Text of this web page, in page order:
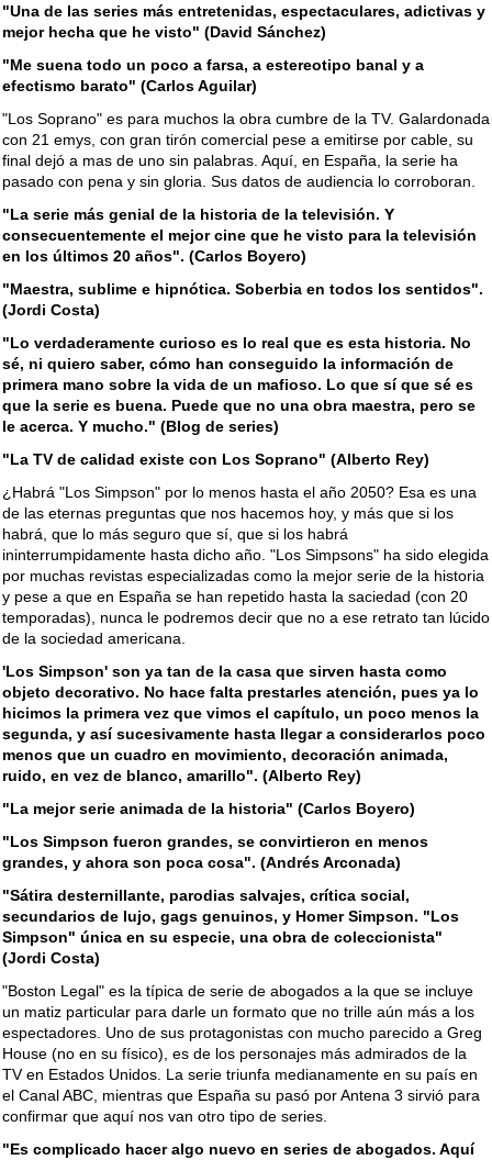
"Una de las series más entretenidas, espectaculares, adictivas y
mejor hecha que he visto" (David Sánchez)
"Me suena todo un poco a farsa, a estereotipo banal y a
efectismo barato" (Carlos Aguilar)
"Los Soprano" es para muchos la obra cumbre de la TV. Galardonada
con 21 emys, con gran tirón comercial pese a emitirse por cable, su
final dejó a mas de uno sin palabras. Aquí, en España, la serie ha
pasado con pena y sin gloria. Sus datos de audiencia lo corroboran.
"La serie más genial de la historia de la televisión. Y
consecuentemente el mejor cine que he visto para la televisión
en los últimos 20 años". (Carlos Boyero)
"Maestra, sublime e hipnótica. Soberbia en todos los sentidos".
(Jordi Costa)
"Lo verdaderamente curioso es lo real que es esta historia. No
sé, ni quiero saber, cómo han conseguido la información de
primera mano sobre la vida de un mafioso. Lo que sí que sé es
que la serie es buena. Puede que no una obra maestra, pero se
le acerca. Y mucho." (Blog de series)
"La TV de calidad existe con Los Soprano" (Alberto Rey)
¿Habrá "Los Simpson" por lo menos hasta el año 2050? Esa es una
de las eternas preguntas que nos hacemos hoy, y más que si los
habrá, que lo más seguro que sí, que si los habrá
ininterrumpidamente hasta dicho año. "Los Simpsons" ha sido elegida
por muchas revistas especializadas como la mejor serie de la historia
y pese a que en España se han repetido hasta la saciedad (con 20
temporadas), nunca le podremos decir que no a ese retrato tan lúcido
de la sociedad americana.
'Los Simpson' son ya tan de la casa que sirven hasta como
objeto decorativo. No hace falta prestarles atención, pues ya lo
hicimos la primera vez que vimos el capítulo, un poco menos la
segunda, y así sucesivamente hasta llegar a considerarlos poco
menos que un cuadro en movimiento, decoración animada,
ruido, en vez de blanco, amarillo". (Alberto Rey)
"La mejor serie animada de la historia" (Carlos Boyero)
"Los Simpson fueron grandes, se convirtieron en menos
grandes, y ahora son poca cosa". (Andrés Arconada)
"Sátira desternillante, parodias salvajes, crítica social,
secundarios de lujo, gags genuinos, y Homer Simpson. "Los
Simpson" única en su especie, una obra de coleccionista"
(Jordi Costa)
"Boston Legal" es la típica de serie de abogados a la que se incluye
un matiz particular para darle un formato que no trille aún más a los
espectadores. Uno de sus protagonistas con mucho parecido a Greg
House (no en su físico), es de los personajes más admirados de la
TV en Estados Unidos. La serie triunfa medianamente en su país en
el Canal ABC, mientras que España su pasó por Antena 3 sirvió para
confirmar que aquí nos van otro tipo de series.
"Es complicado hacer algo nuevo en series de abogados. Aquí